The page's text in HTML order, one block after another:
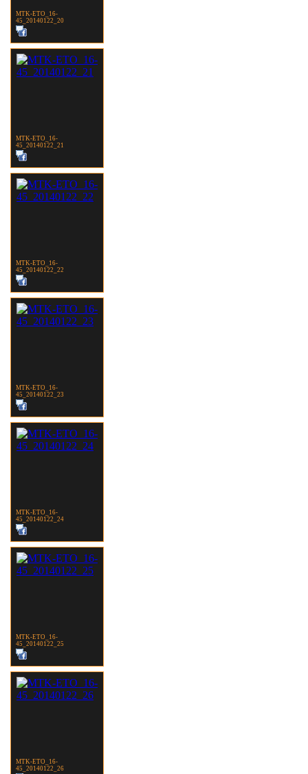
MTK-ETO_16-
45_20140122_20
MTK-ETO_16-
45_20140122_21
MTK-ETO_16-
45_20140122_22
MTK-ETO_16-
45_20140122_23
MTK-ETO_16-
45_20140122_24
MTK-ETO_16-
45_20140122_25
MTK-ETO_16-
45_20140122_26